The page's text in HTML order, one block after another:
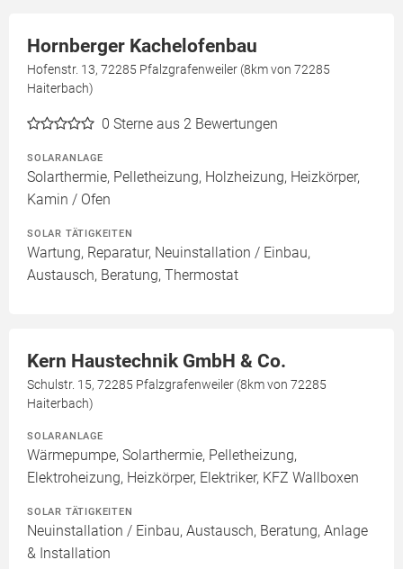
Hornberger Kachelofenbau
Hofenstr. 13, 72285 Pfalzgrafenweiler (8km von 72285
Haiterbach)
0 Sterne aus 2 Bewertungen
SOLARANLAGE
Solarthermie, Pelletheizung, Holzheizung, Heizkörper,
Kamin / Ofen
SOLAR TÄTIGKEITEN
Wartung, Reparatur, Neuinstallation / Einbau,
Austausch, Beratung, Thermostat
Kern Haustechnik GmbH & Co.
Schulstr. 15, 72285 Pfalzgrafenweiler (8km von 72285
Haiterbach)
SOLARANLAGE
Wärmepumpe, Solarthermie, Pelletheizung,
Elektroheizung, Heizkörper, Elektriker, KFZ Wallboxen
SOLAR TÄTIGKEITEN
Neuinstallation / Einbau, Austausch, Beratung, Anlage
& Installation